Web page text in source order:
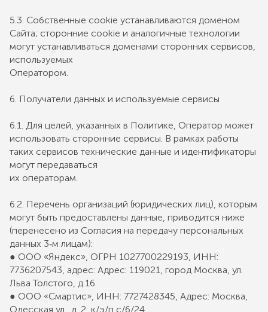
5.3. Собственные cookie устанавливаются доменом
Сайта; сторонние cookie и аналогичные технологии
могут устанавливаться доменами сторонних сервисов,
используемых
Оператором.
6. Получатели данных и используемые сервисы
6.1. Для целей, указанных в Политике, Оператор может
использовать сторонние сервисы. В рамках работы
таких сервисов технические данные и идентификаторы
могут передаваться
их операторам.
6.2. Перечень организаций (юридических лиц), которым
могут быть предоставлены данные, приводится ниже
(перенесено из Согласия на передачу персональных
данных 3‐м лицам):
● ООО «Яндекс», ОГРН 1027700229193, ИНН:
7736207543, адрес: Адрес: 119021, город Москва, ул.
Льва Толстого, д.16.
● ООО «Смартис», ИНН: 7727428345, Адрес: Москва,
Одесская ул., д. 2, к/э/п с/6/24.